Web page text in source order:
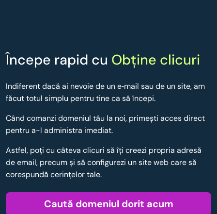
Începe rapid cu Obține clicuri
Indiferent dacă ai nevoie de un e‑mail sau de un site, am
făcut totul simplu pentru tine ca să începi.
Când comanzi domeniul tău la noi, primești acces direct
pentru a-l administra imediat.
Astfel, poţi cu câteva clicuri să îţi creezi propria adresă
de email, precum şi să configurezi un site web care să
corespundă cerinţelor tale.
Caută domeniul dorit acum